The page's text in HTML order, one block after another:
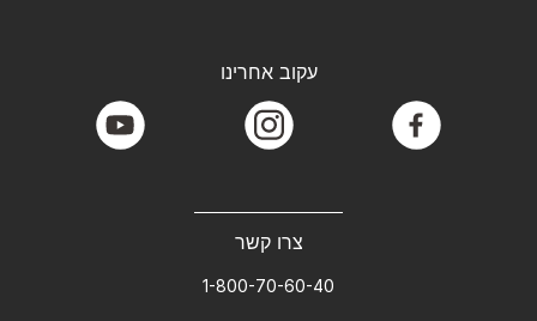
צרו קשר
1-800-70-60-40
עקוב אחרינו
facebook
instagram
youtube